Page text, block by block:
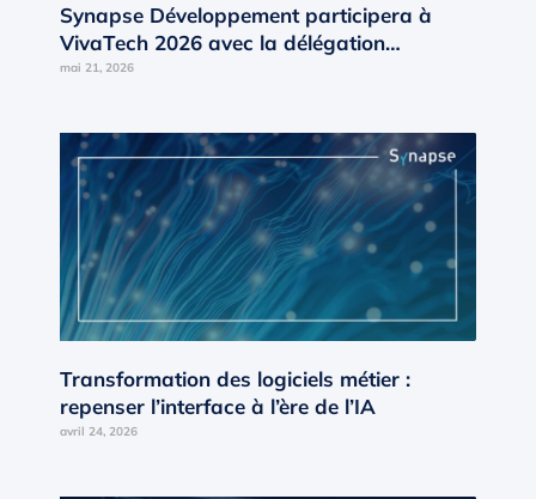
Synapse Développement participera à
VivaTech 2026 avec la délégation
Occitanie d’AD’OCC
mai 21, 2026
Transformation des logiciels métier :
repenser l’interface à l’ère de l’IA
avril 24, 2026